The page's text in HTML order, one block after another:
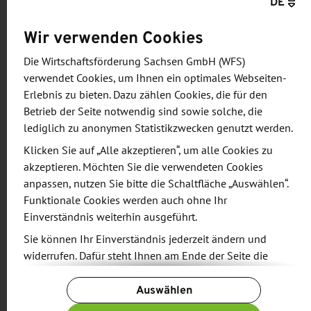
In den letzten Jahren hat Dresden in den Bereichen
Digital Health, Gesundheitselektronik und
medizinische KI erheblich an Anziehungskraft
gewonnen. Zu den neuen Einrichtungen und
Projekten gehören u. a. das Else Kröner Fresenius
Center for Digital Health (EKFZ) und der BMBF-
Cluster4Future "Sichere Medizinische Elektronik
und Kommunikation (SEMECO)". Um dieser
wachsenden Community eine Plattform zu bieten
Konferenzwir ein umfangreiches Fachprogramm u.
a. zu medizinischer KI, Regulatorik, Medical Cloud
und Elektronik.
Wir verwenden Cookies
Die Wirtschaftsförderung Sachsen GmbH (WFS)
verwendet Cookies, um Ihnen ein optimales Webseiten-
Erlebnis zu bieten. Dazu zählen Cookies, die für den
Betrieb der Seite notwendig sind sowie solche, die
lediglich zu anonymen Statistikzwecken genutzt werden.
Klicken Sie auf „Alle akzeptieren“, um alle Cookies zu
akzeptieren. Möchten Sie die verwendeten Cookies
anpassen, nutzen Sie bitte die Schaltfläche „Auswählen“.
Funktionale Cookies werden auch ohne Ihr
Einverständnis weiterhin ausgeführt.
Sie können Ihr Einverständnis jederzeit ändern und
widerrufen. Dafür steht Ihnen am Ende der Seite die
Verfügung.
Auswählen